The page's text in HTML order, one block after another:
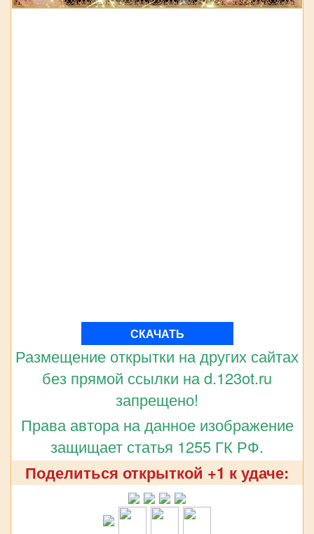
СКАЧАТЬ
Размещение открытки на других сайтах
без прямой ссылки на d.123ot.ru
запрещено!
Права автора на данное изображение
защищает статья 1255 ГК РФ.
Поделиться открыткой +1 к удаче: